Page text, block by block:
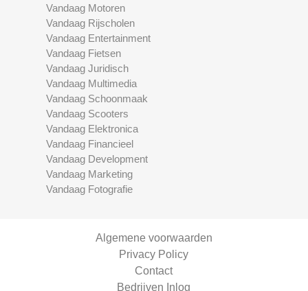
Vandaag Motoren
Vandaag Rijscholen
Vandaag Entertainment
Vandaag Fietsen
Vandaag Juridisch
Vandaag Multimedia
Vandaag Schoonmaak
Vandaag Scooters
Vandaag Elektronica
Vandaag Financieel
Vandaag Development
Vandaag Marketing
Vandaag Fotografie
Algemene voorwaarden
Privacy Policy
Contact
Bedrijven Inlog